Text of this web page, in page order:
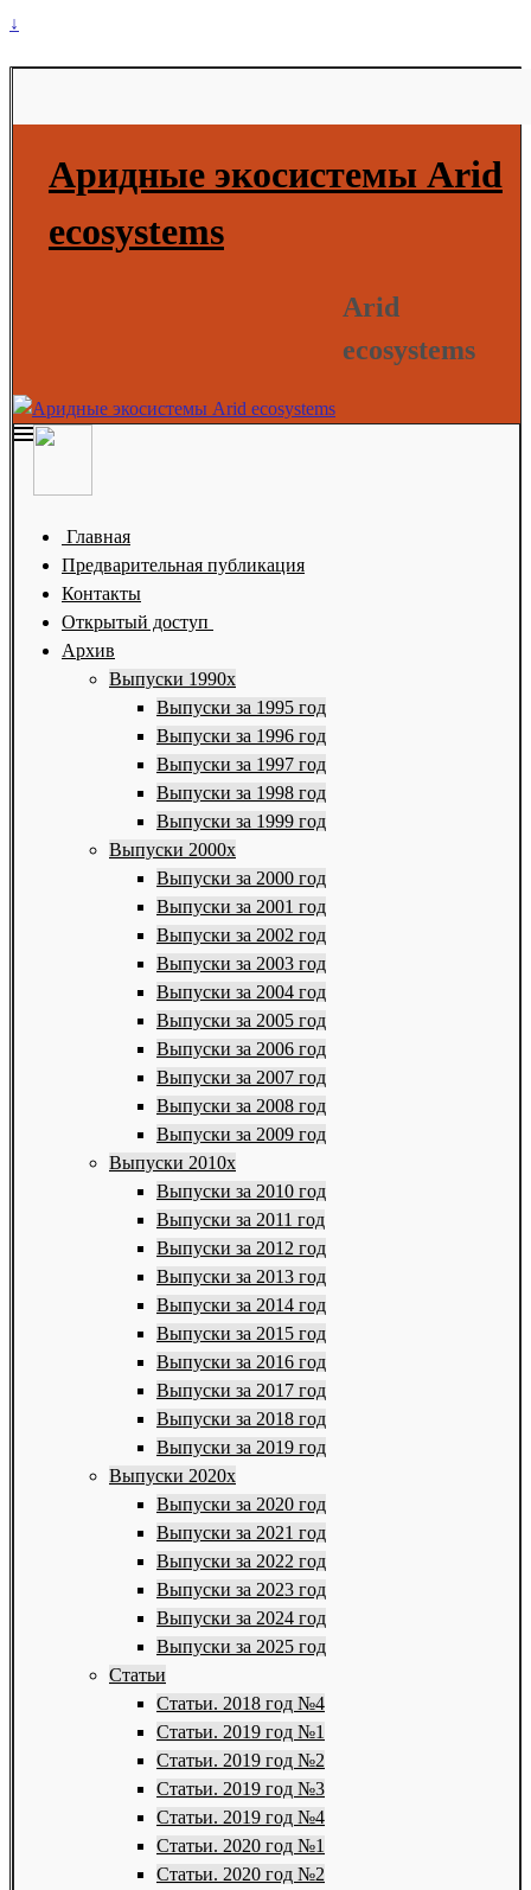
↓
Аридные экосистемы Arid
ecosystems
Arid
ecosystems
Главная
Предварительная публикация
Контакты
Открытый доступ
Архив
Выпуски 1990х
Выпуски за 1995 год
Выпуски за 1996 год
Выпуски за 1997 год
Выпуски за 1998 год
Выпуски за 1999 год
Выпуски 2000х
Выпуски за 2000 год
Выпуски за 2001 год
Выпуски за 2002 год
Выпуски за 2003 год
Выпуски за 2004 год
Выпуски за 2005 год
Выпуски за 2006 год
Выпуски за 2007 год
Выпуски за 2008 год
Выпуски за 2009 год
Выпуски 2010х
Выпуски за 2010 год
Выпуски за 2011 год
Выпуски за 2012 год
Выпуски за 2013 год
Выпуски за 2014 год
Выпуски за 2015 год
Выпуски за 2016 год
Выпуски за 2017 год
Выпуски за 2018 год
Выпуски за 2019 год
Выпуски 2020х
Выпуски за 2020 год
Выпуски за 2021 год
Выпуски за 2022 год
Выпуски за 2023 год
Выпуски за 2024 год
Выпуски за 2025 год
Статьи
Статьи. 2018 год №4
Статьи. 2019 год №1
Статьи. 2019 год №2
Статьи. 2019 год №3
Статьи. 2019 год №4
Статьи. 2020 год №1
Статьи. 2020 год №2